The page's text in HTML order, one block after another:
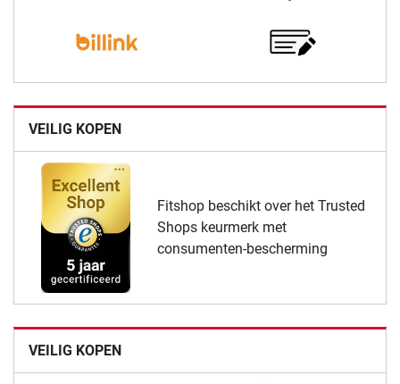
VEILIG KOPEN
Fitshop beschikt over het Trusted
Shops keurmerk met
consumenten-bescherming
VEILIG KOPEN